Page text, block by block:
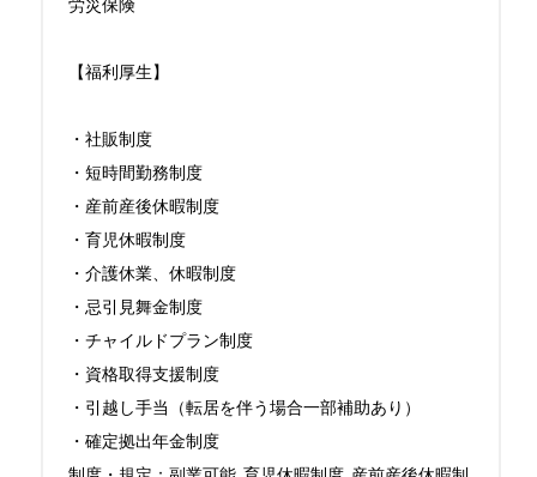
労災保険
【福利厚生】
・社販制度
・短時間勤務制度
・産前産後休暇制度
・育児休暇制度
・介護休業、休暇制度
・忌引見舞金制度
・チャイルドプラン制度
・資格取得支援制度
・引越し手当（転居を伴う場合一部補助あり）
・確定拠出年金制度